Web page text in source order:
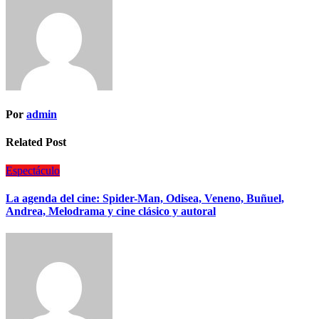
Por admin
Related Post
Espectáculo
La agenda del cine: Spider-Man, Odisea, Veneno, Buñuel,
Andrea, Melodrama y cine clásico y autoral